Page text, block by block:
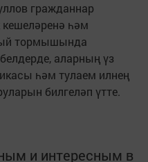
­гражданнар
һәм
тормышында
аларның үз
һәм тулаем илнең
билгеләп үтте.
и интересным в